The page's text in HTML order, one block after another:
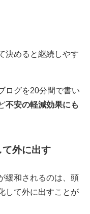
決めると継続しやす
ログを20分間で書い
不安の軽減効果にも
外に出す
緩和されるのは、頭
して外に出すことが